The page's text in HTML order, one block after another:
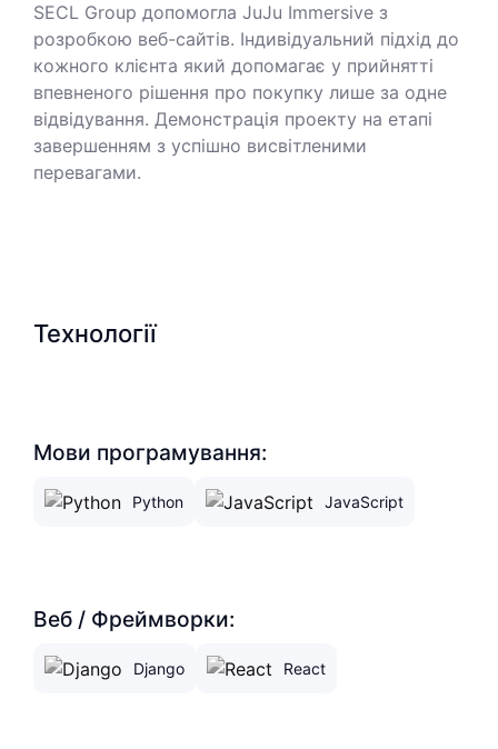
SECL Group допомогла JuJu Immersive з
розробкою веб-сайтів. Індивідуальний підхід до
кожного клієнта який допомагає у прийнятті
впевненого рішення про покупку лише за одне
відвідування. Демонстрація проекту на етапі
завершенням з успішно висвітленими
перевагами.
Технології
Мови програмування:
Python JavaScript
Веб / Фреймворки:
Django React